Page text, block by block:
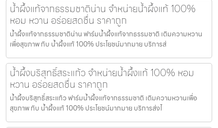
น้ำผึ้งแท้จากธรรมชาติน่าน จำหน่ายน้ำผึ้งแท้ 100%
หอม หวาน อร่อยสดชื่น ราคาถูก
น้ำผึ้งแท้จากธรรมชาติน่าน ฟาร์มน้ำผึ้งแท้จากธรรมชาติ เติมความหวาน
เพื่อสุขภาพ กับ น้ำผึ้งแท้ 100% ประโยชน์มากมาย บริการส่
น้ำผึ้งบริสุทธิ์สระแก้ว จำหน่ายน้ำผึ้งแท้ 100% หอม
หวาน อร่อยสดชื่น ราคาถูก
น้ำผึ้งบริสุทธิ์สระแก้ว ฟาร์มน้ำผึ้งแท้จากธรรมชาติ เติมความหวานเพื่อ
สุขภาพ กับ น้ำผึ้งแท้ 100% ประโยชน์มากมาย บริการส่งไ